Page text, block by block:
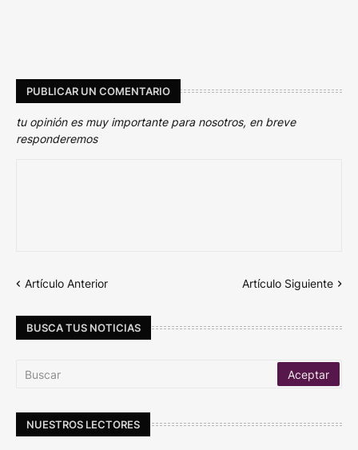
PUBLICAR UN COMENTARIO
tu opinión es muy importante para nosotros, en breve
responderemos
Artículo Anterior Artículo Siguiente
BUSCA TUS NOTICIAS
NUESTROS LECTORES